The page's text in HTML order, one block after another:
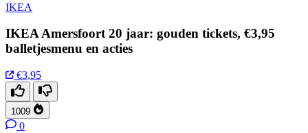
IKEA
IKEA Amersfoort 20 jaar: gouden tickets, €3,95
balletjesmenu en acties
€3,95
1009
0